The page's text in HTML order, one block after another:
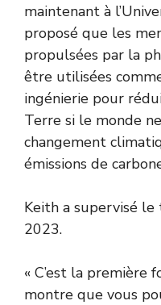
maintenant à
proposé que les
propulsées par la
être utilisées
ingénierie pour
Terre si le monde
changement
émissions de
Keith a supervisé le
2023.
« C’est la première
montre que vous